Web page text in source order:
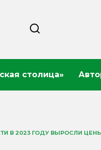
столица»
В 2023 ГОДУ ВЫРОСЛИ